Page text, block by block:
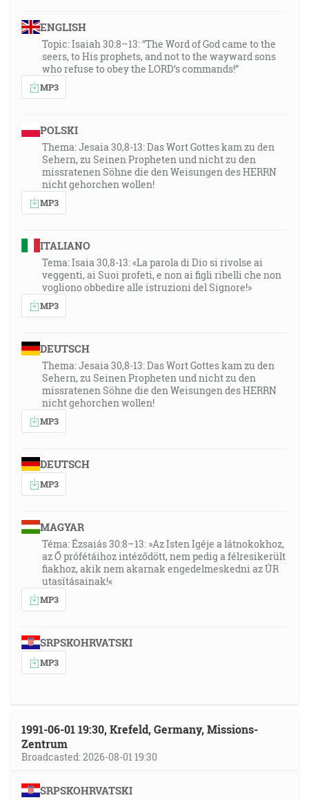
ENGLISH
Topic: Isaiah 30:8–13: “The Word of God came to the
seers, to His prophets, and not to the wayward sons
who refuse to obey the LORD’s commands!”
MP3
POLSKI
Thema: Jesaia 30,8-13: Das Wort Gottes kam zu den
Sehern, zu Seinen Propheten und nicht zu den
missratenen Söhne die den Weisungen des HERRN
nicht gehorchen wollen!
MP3
ITALIANO
Tema: Isaia 30,8-13: «La parola di Dio si rivolse ai
veggenti, ai Suoi profeti, e non ai figli ribelli che non
vogliono obbedire alle istruzioni del Signore!»
MP3
DEUTSCH
Thema: Jesaia 30,8-13: Das Wort Gottes kam zu den
Sehern, zu Seinen Propheten und nicht zu den
missratenen Söhne die den Weisungen des HERRN
nicht gehorchen wollen!
MP3
DEUTSCH
MP3
MAGYAR
Téma: Ézsaiás 30:8–13: »Az Isten Igéje a látnokokhoz,
az Ő prófétáihoz intéződött, nem pedig a félresikerült
fiakhoz, akik nem akarnak engedelmeskedni az ÚR
utasításainak!«
MP3
SRPSKOHRVATSKI
MP3
1991-06-01 19:30, Krefeld, Germany, Missions-
Zentrum
Broadcasted: 2026-08-01 19:30
SRPSKOHRVATSKI